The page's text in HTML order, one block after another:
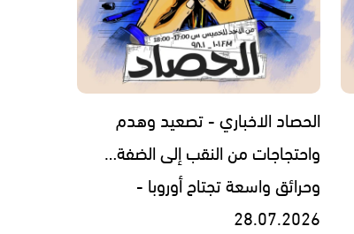
الحصاد الاخباري - تصعيد وهدم
واحتجاجات من النقب إلى الضفة…
وحرائق واسعة تجتاح أوروبا -
28.07.2026